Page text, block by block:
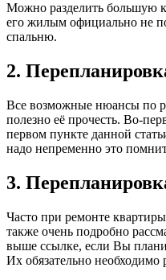
Можно разделить большую
его жилым официально не
спальню.
2.
Все возможные нюансы по
полезно её прочесть. Во-
первом пункте данной
надо непременно это
3.
Часто при ремонте
также очень подробно
выше ссылке, если Вы
Их обязательно